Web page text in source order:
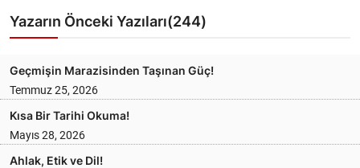
Yazarın Önceki Yazıları(244)
Geçmişin Marazisinden Taşınan Güç!
Temmuz 25, 2026
Kısa Bir Tarihi Okuma!
Mayıs 28, 2026
Ahlak, Etik ve Dil!